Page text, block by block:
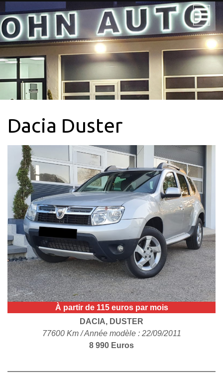
JOHN AUTO
NOS VÉHICULES
NOS UTILITAIRES
VÉHICULE 9PL.
LOCATION
CONTACTEZ-
NOUS + SERVICE
CARTE GRISE
QUI SOMMES-
NOUS?
POLITIQUE DE
CONFIDENTIALITÉ
Dacia Duster
À partir de 115 euros par mois
DACIA, DUSTER
77600 Km / Année modèle : 22/09/2011
8 990 Euros